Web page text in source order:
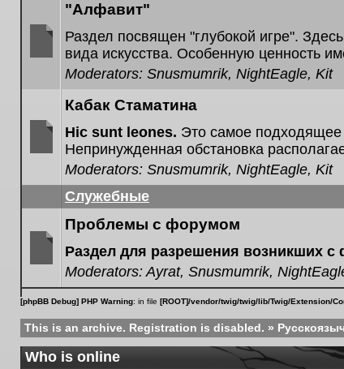
unread
"Алфавит"
Раздел посвящен "глубокой игре".
вида искусства. Особенную ценность
Moderators: Snusmumrik, NightEagle, Kit
unread
posts
Кабак Стаматина
Hic sunt leones. Это самое подходящее
Непринужденная обстановка
Moderators: Snusmumrik, NightEagle, Kit
Служебные
unread
posts
Проблемы с форумом
Раздел для разрешения возникших
Moderators:Ayrat, Snusmumrik,
[phpBB Debug] PHP Warning: in file [ROOT]/vendor/twig/twig/lib/Twig/Extension/
This is an archive. Registration is disabled. »
Who is online